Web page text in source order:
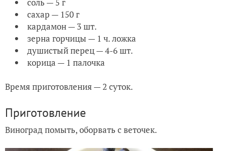
сахар — 150 г
кардамон — 3 шт.
зерна горчицы — 1 ч. ложка
душистый перец — 4-6 шт.
корица — 1 палочка
Время приготовления — 2 суток.
Приготовление
Виноград помыть, оборвать с веточек.